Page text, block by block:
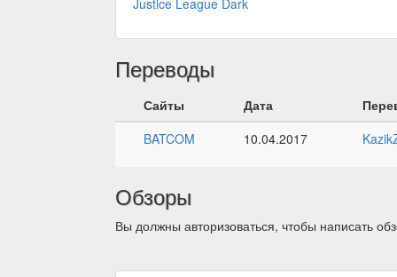
Переводы
Сайты Дата
BATCOM
10.04.2017
Обзоры
Вы должны авторизоваться, чтобы написать